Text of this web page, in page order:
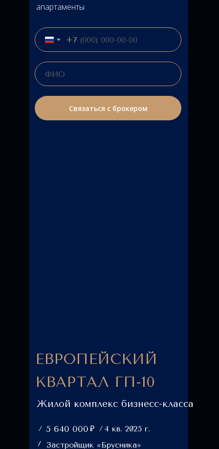
+7
Связаться с брокером
апартаменты
ЕВРОПЕЙСКИЙ
КВАРТАЛ ГП-10
5 640 000₽
Застройщик «Брусника»
4 кв. 2025 г.
Жилой комплекс бизнесс-класса